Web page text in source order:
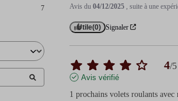
7 Avis du04/12/2025 , suite à une
Utile(0) Signaler
4/5
Avis vérifié
1 prochains volets roulants avec